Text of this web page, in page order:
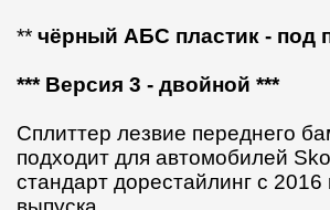
** чёрный АБС пластик - под
*** Версия 3 - двойной ***
Сплиттер лезвие переднего
подходит для автомобилей
стандарт дорестайлинг с 2016